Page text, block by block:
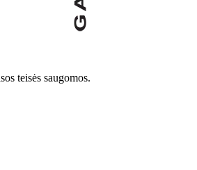
teisės saugomos.